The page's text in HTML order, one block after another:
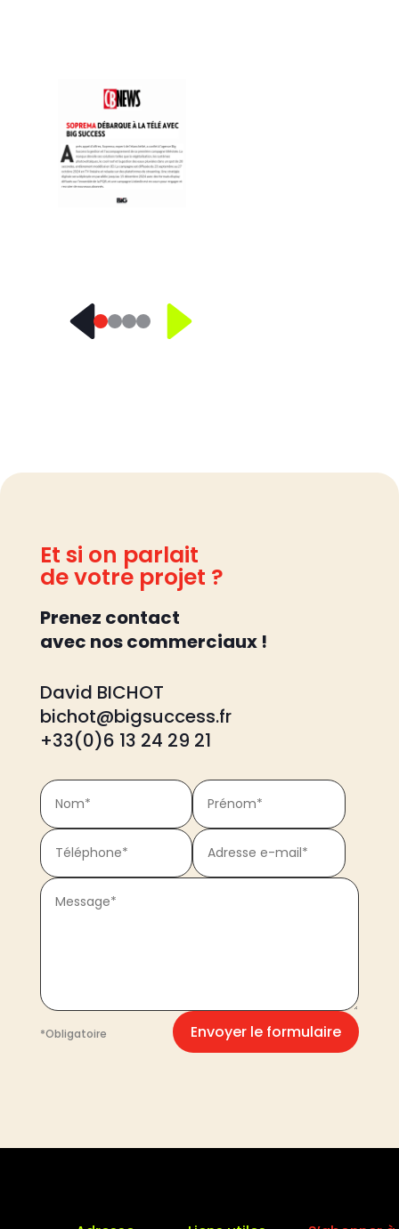
Et si on parlait
de votre projet ?
Prenez contact
avec nos commerciaux !
David BICHOT
bichot@bigsuccess.fr
+33(0)6 13 24 29 21
Envoyer le formulaire
*Obligatoire